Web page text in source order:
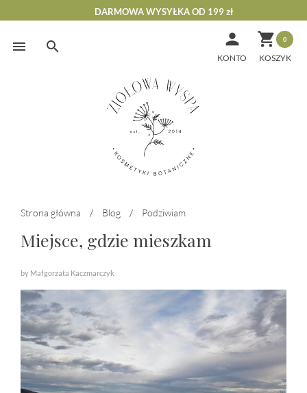
Skip
DARMOWA WYSYŁKA OD 199 zł
 0

KONTO
Strona główna / Blog / Podziwiam
Miejsce, gdzie mieszkam
by Małgorzata Kaczmarczyk